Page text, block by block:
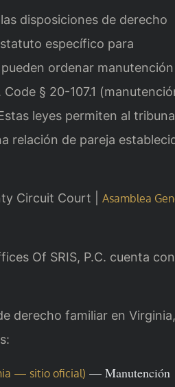
disposiciones de derecho
específico para
ordenar manutención
§ 20-107.1
leyes permiten al
relación de pareja
Circuit Court | Asamblea
Of SRIS, P.C. cuenta
derecho familiar en Virginia,
— sitio oficial) — Manutención